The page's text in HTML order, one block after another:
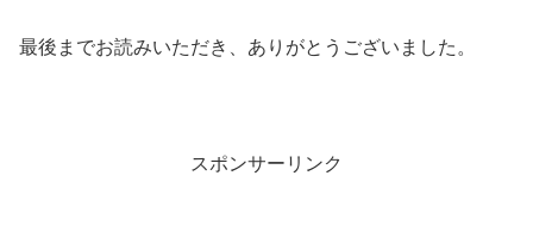
最後までお読みいただき、ありがとうございました。
スポンサーリンク